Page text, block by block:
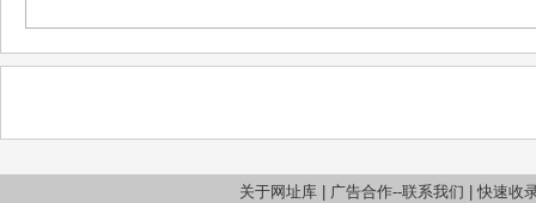
关于网址库 广告合作--联系我们
快速收